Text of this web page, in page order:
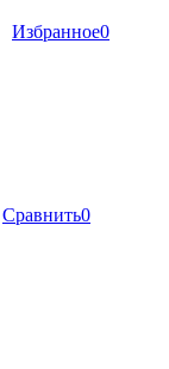
Избранное0
Сравнить0